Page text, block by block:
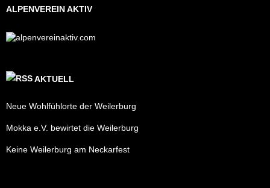
ALPENVEREIN AKTIV
AKTUELL
Neue Wohlfühlorte der Weilerburg
Mokka e.V. bewirtet die Weilerburg
Keine Weilerburg am Neckarfest